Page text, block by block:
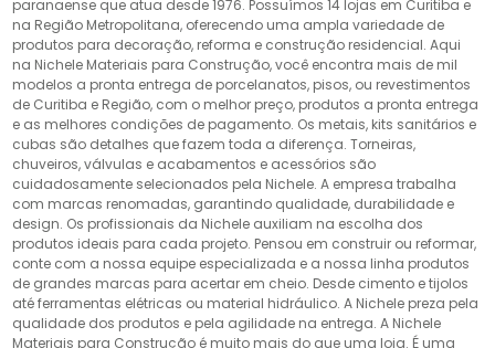
paranaense que atua desde 1976. Possuímos 14 lojas em Curitiba e
na Região Metropolitana, oferecendo uma ampla variedade de
produtos para decoração, reforma e construção residencial. Aqui
na Nichele Materiais para Construção, você encontra mais de mil
modelos a pronta entrega de porcelanatos, pisos, ou revestimentos
de Curitiba e Região, com o melhor preço, produtos a pronta entrega
e as melhores condições de pagamento. Os metais, kits sanitários e
cubas são detalhes que fazem toda a diferença. Torneiras,
chuveiros, válvulas e acabamentos e acessórios são
cuidadosamente selecionados pela Nichele. A empresa trabalha
com marcas renomadas, garantindo qualidade, durabilidade e
design. Os profissionais da Nichele auxiliam na escolha dos
produtos ideais para cada projeto. Pensou em construir ou reformar,
conte com a nossa equipe especializada e a nossa linha produtos
de grandes marcas para acertar em cheio. Desde cimento e tijolos
até ferramentas elétricas ou material hidráulico. A Nichele preza pela
qualidade dos produtos e pela agilidade na entrega. A Nichele
Materiais para Construção é muito mais do que uma loja. É uma